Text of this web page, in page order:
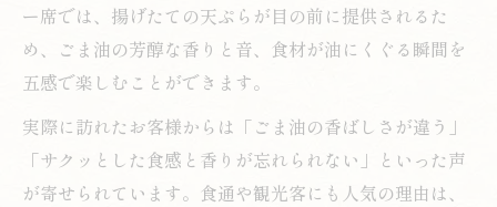
ー席では、揚げたての天ぷらが目の前に提供されるた
め、ごま油の芳醇な香りと音、食材が油にくぐる瞬間を
五感で楽しむことができます。
実際に訪れたお客様からは「ごま油の香ばしさが違う」
「サクッとした食感と香りが忘れられない」といった声
が寄せられています。食通や観光客にも人気の理由は、